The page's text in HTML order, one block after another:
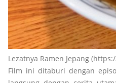
Lezatnya Ramen Jepang
Film ini ditaburi dengan